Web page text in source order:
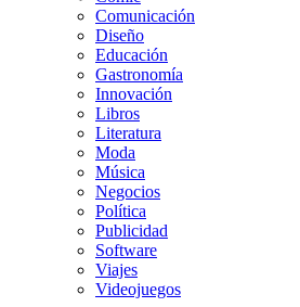
Comunicación
Diseño
Educación
Gastronomía
Innovación
Libros
Literatura
Moda
Música
Negocios
Política
Publicidad
Software
Viajes
Videojuegos